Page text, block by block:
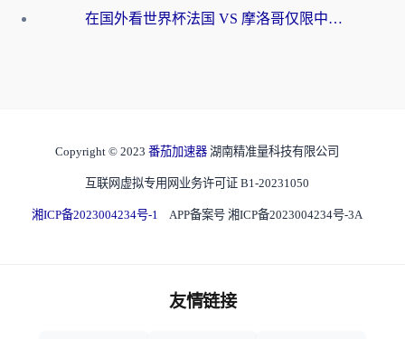
在国外看世界杯法国 VS 摩洛哥仅限中国大陆？海外党这样看中文解说赛事不卡顿
Copyright © 2023 番茄加速器 湖南精准量科技有限公司
互联网虚拟专用网业务许可证 B1-20231050
湘ICP备2023004234号-1 APP备案号 湘ICP备2023004234号-3A
友情链接